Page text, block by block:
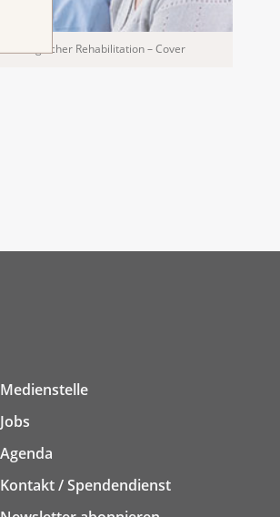
Rehabilitation – Cover
Medienstelle
Jobs
Agenda
Kontakt / Spendendienst